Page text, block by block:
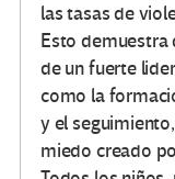
las tasas de
Esto demuestra
de un fuerte
como la
y el
miedo creado